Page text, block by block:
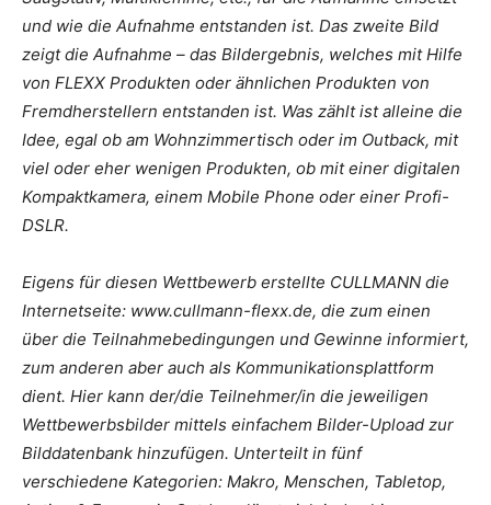
und wie die Aufnahme entstanden ist. Das zweite Bild
zeigt die Aufnahme – das Bildergebnis, welches mit Hilfe
von FLEXX Produkten oder ähnlichen Produkten von
Fremdherstellern entstanden ist. Was zählt ist alleine die
Idee, egal ob am Wohnzimmertisch oder im Outback, mit
viel oder eher wenigen Produkten, ob mit einer digitalen
Kompaktkamera, einem Mobile Phone oder einer Profi-
DSLR.
Eigens für diesen Wettbewerb erstellte CULLMANN die
Internetseite: www.cullmann-flexx.de, die zum einen
über die Teilnahmebedingungen und Gewinne informiert,
zum anderen aber auch als Kommunikationsplattform
dient. Hier kann der/die Teilnehmer/in die jeweiligen
Wettbewerbsbilder mittels einfachem Bilder-Upload zur
Bilddatenbank hinzufügen. Unterteilt in fünf
verschiedene Kategorien: Makro, Menschen, Tabletop,